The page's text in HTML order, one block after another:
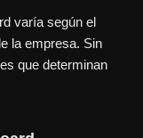
varía según el
la empresa. Sin
que determinan